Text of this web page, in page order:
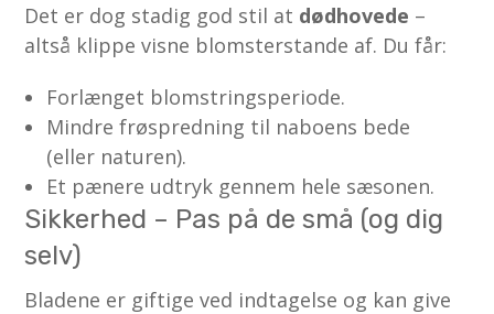
Det er dog stadig god stil at dødhovede –
altså klippe visne blomsterstande af. Du får:
Forlænget blomstringsperiode.
Mindre frøspredning til naboens bede
(eller naturen).
Et pænere udtryk gennem hele sæsonen.
Sikkerhed – Pas på de små (og dig
selv)
Bladene er giftige ved indtagelse og kan give